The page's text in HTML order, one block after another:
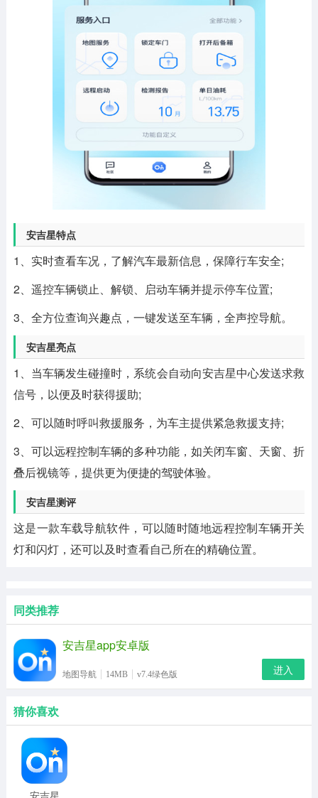
安吉星特点
1、实时查看车况，了解汽车最新信息，保障行车安全;
2、遥控车辆锁止、解锁、启动车辆并提示停车位置;
3、全方位查询兴趣点，一键发送至车辆，全声控导航。
安吉星亮点
1、当车辆发生碰撞时，系统会自动向安吉星中心发送求救
信号，以便及时获得援助;
2、可以随时呼叫救援服务，为车主提供紧急救援支持;
3、可以远程控制车辆的多种功能，如关闭车窗、天窗、折
叠后视镜等，提供更为便捷的驾驶体验。
安吉星测评
这是一款车载导航软件，可以随时随地远程控制车辆开关
灯和闪灯，还可以及时查看自己所在的精确位置。
同类推荐
安吉星app安卓版
地图导航 14MB v7.4绿色版 进入
猜你喜欢
安吉星